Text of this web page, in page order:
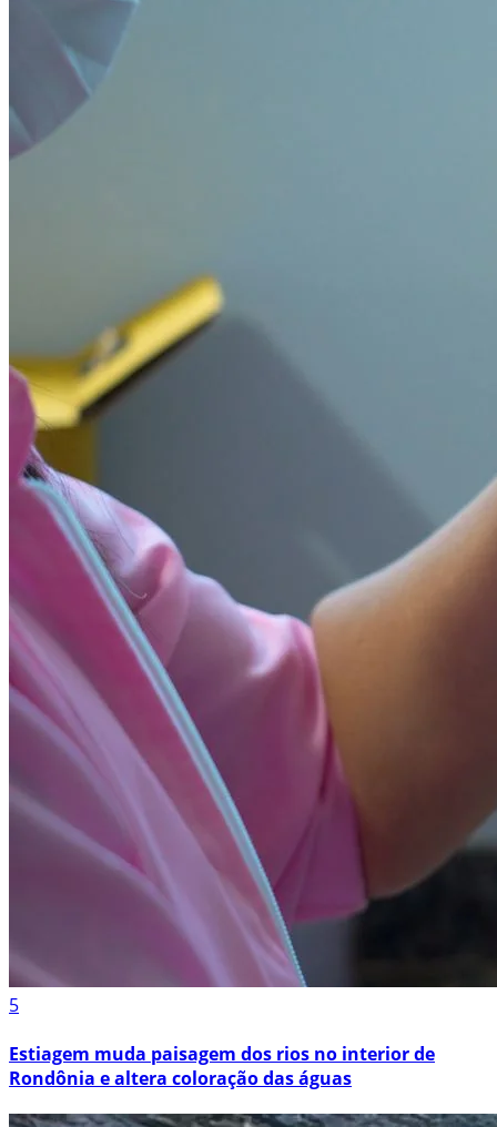
5
Estiagem muda paisagem dos rios no interior de
Rondônia e altera coloração das águas